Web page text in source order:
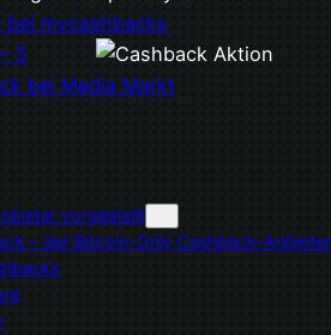
bei mycashbacks
5
bei Media Markt
vorgestellt
– der Bitcoin-Only Cashback-Anbieter